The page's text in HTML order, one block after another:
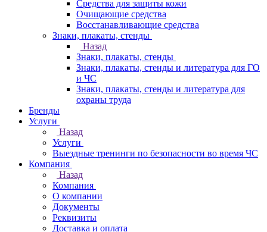
Средства для защиты кожи
Очищающие средства
Восстанавливающие средства
Знаки, плакаты, стенды
Назад
Знаки, плакаты, стенды
Знаки, плакаты, стенды и литература для ГО
и ЧС
Знаки, плакаты, стенды и литература для
охраны труда
Бренды
Услуги
Назад
Услуги
Выездные тренинги по безопасности во время ЧС
Компания
Назад
Компания
О компании
Документы
Реквизиты
Доставка и оплата